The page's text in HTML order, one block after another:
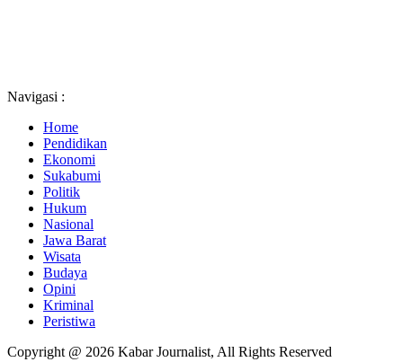
Navigasi :
Home
Pendidikan
Ekonomi
Sukabumi
Politik
Hukum
Nasional
Jawa Barat
Wisata
Budaya
Opini
Kriminal
Peristiwa
Copyright @ 2026 Kabar Journalist, All Rights Reserved